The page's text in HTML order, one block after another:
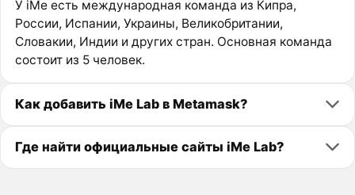
У iMe есть международная команда из Кипра,
России, Испании, Украины, Великобритании,
Словакии, Индии и других стран. Основная команда
состоит из 5 человек.
Как добавить iMe Lab в Metamask?
Где найти официальные сайты iMe Lab?